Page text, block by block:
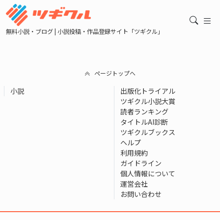
無料小説・ブログ | 小説投稿・作品登録サイト「ツギクル」
ページトップへ
小説
出版化トライアル
ツギクル小説大賞
読者ランキング
タイトルAI診断
ツギクルブックス
ヘルプ
利用規約
ガイドライン
個人情報について
運営会社
お問い合わせ